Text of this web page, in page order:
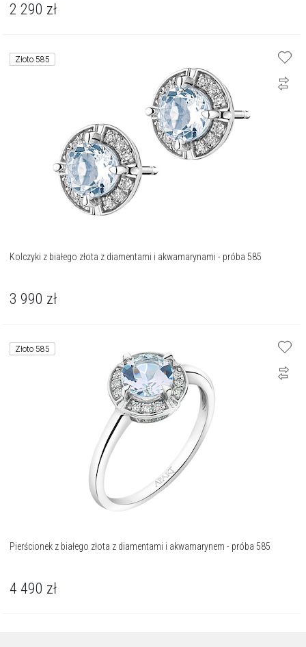
2 290 zł
Złoto 585
Kolczyki z białego złota z diamentami i akwamarynami - próba 585
3 990 zł
Złoto 585
Pierścionek z białego złota z diamentami i akwamarynem - próba 585
4 490 zł